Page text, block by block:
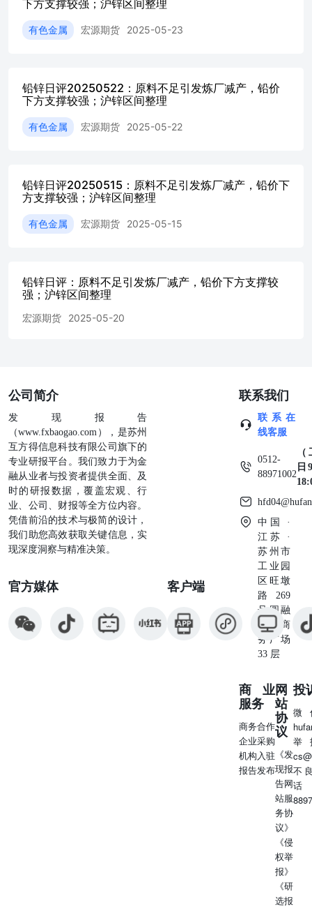
下方支撑较强；沪锌区间整理
有色金属 宏源期货 2025-05-23
铅锌日评20250522：原料不足引发炼厂减产，铅价
下方支撑较强；沪锌区间整理
有色金属 宏源期货 2025-05-22
铅锌日评20250515：原料不足引发炼厂减产，铅价下
方支撑较强；沪锌区间整理
有色金属 宏源期货 2025-05-15
铅锌日评：原料不足引发炼厂减产，铅价下方支撑较
强；沪锌区间整理
宏源期货 2025-05-20
公司简介
发现报告
（www.fxbaogao.com），是苏州
互方得信息科技有限公司旗下的
专业研报平台。我们致力于为金
融从业者与投资者提供全面、及
时的研报数据，覆盖宏观、行
业、公司、财报等全方位内容。
凭借前沿的技术与极简的设计，
我们助您高效获取关键信息，实
现深度洞察与精准决策。
官方媒体 客户端
联系我们
联系在
线客服
0512-
88971002
日
中国 ·
江苏 ·
苏州市
工业园
区旺墩
路269
号圆融
星座商
务广场
33 层
商业
服务
商务合作
企业采购
机构入驻
报告发布
网
站
协
议
《发
现报
告网
站服
务协
议》
《侵
权举
报》
《研
选报
投
微
举
不